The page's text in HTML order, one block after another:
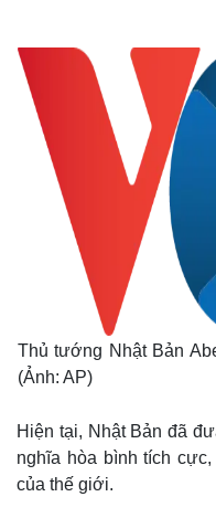
Thủ tướng Nhật Bản
(Ảnh: AP)
Hiện tại, Nhật Bản đã
nghĩa hòa bình tích
của thế giới.